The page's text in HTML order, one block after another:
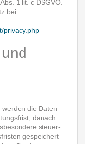
1 lit. c DSGVO.
bei
privacy.php
werden die Daten
danach
steuer-
gespeichert